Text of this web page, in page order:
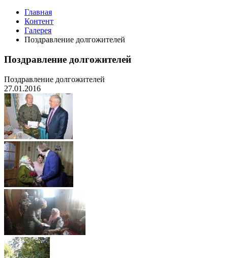
Главная
Контент
Галерея
Поздравление долгожителей
Поздравление долгожителей
Поздравление долгожителей
27.01.2016